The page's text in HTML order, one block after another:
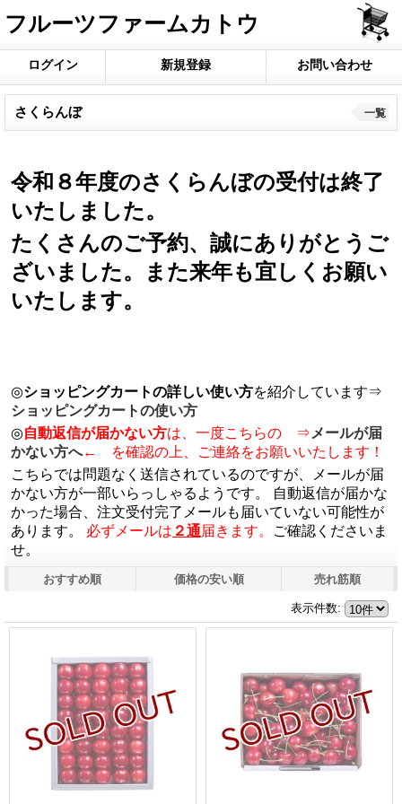
フルーツファームカトウ
ログイン 新規登録 お問い合わせ
さくらんぼ
令和８年度のさくらんぼの受付は終了
いたしました。
たくさんのご予約、誠にありがとうご
ざいました。また来年も宜しくお願い
いたします。
◎ショッピングカートの詳しい使い方を紹介しています⇒
ショッピングカートの使い方
◎自動返信が届かない方は、一度こちらの ⇒ メールが届
かない方へ← を確認の上、ご連絡をお願いいたします！
こちらでは問題なく送信されているのですが、メールが届
かない方が一部いらっしゃるようです。 自動返信が届かな
かった場合、注文受付完了メールも届いていない可能性が
あります。 必ずメールは ２通届きます。
ご確認くださいま
せ。
一覧
おすすめ順 価格の安い順 売れ筋順
表示件数: